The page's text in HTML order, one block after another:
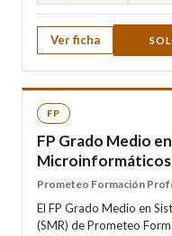
Ver ficha
FP
FP Grado Medio
Microinformáticos
Prometeo Formación
El FP Grado Medio en
(SMR) de Prometeo